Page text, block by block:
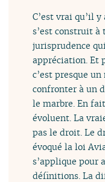
C’est vrai qu’il
s’est construit à
jurisprudence
appréciation. Et
c’est presque
confronter à un
le marbre. En
évoluent. La
pas le droit. Le
évoqué la loi
s’applique pour
définitions. La